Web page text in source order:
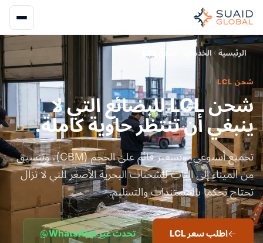
الرئيسية الخدمات شحن LCL
شحن LCL
شحن LCL للبضائع التي لا
ينبغي أن تنتظر حاوية كاملة.
تجميع أسبوعي، وتسعير قائم على الحجم (CBM)، وتنسيق
من الميناء إلى الباب للشحنات البحرية الأصغر التي لا تزال
تحتاج تحكماً بالمستندات والتسليم.
اطلب سعر LCL تحدث عبر WhatsApp